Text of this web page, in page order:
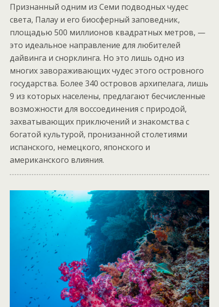
Признанный одним из Семи подводных чудес
света, Палау и его биосферный заповедник,
площадью 500 миллионов квадратных метров, —
это идеальное направление для любителей
дайвинга и снорклинга. Но это лишь одно из
многих завораживающих чудес этого островного
государства. Более 340 островов архипелага, лишь
9 из которых населены, предлагают бесчисленные
возможности для воссоединения с природой,
захватывающих приключений и знакомства с
богатой культурой, пронизанной столетиями
испанского, немецкого, японского и
американского влияния.